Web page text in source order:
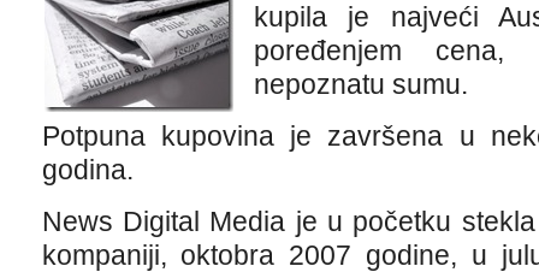
kupila je najveći
poređenjem
nepoznatu sumu.
Potpuna kupovina je završena u
godina.
News Digital Media je u početku
kompaniji, oktobra 2007 godine, u